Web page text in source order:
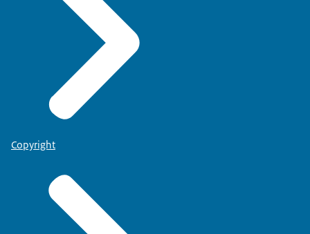
Copyright